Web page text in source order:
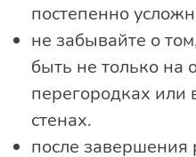
постепенно
не забывайте о
быть не только на
перегородках или
стенах.
после завершения